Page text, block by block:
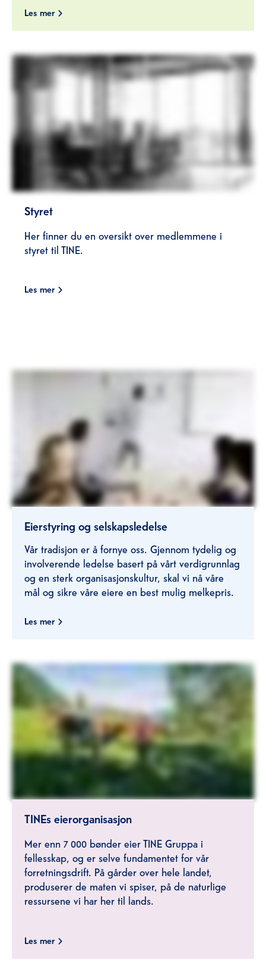
Les mer
Styret
Her finner du en oversikt over medlemmene i
styret til TINE.
Les mer
Eierstyring og selskapsledelse
Vår tradisjon er å fornye oss. Gjennom tydelig og
involverende ledelse basert på vårt verdigrunnlag
og en sterk organisasjonskultur, skal vi nå våre
mål og sikre våre eiere en best mulig melkepris.
Les mer
TINEs eierorganisasjon
Mer enn 7 000 bønder eier TINE Gruppa i
fellesskap, og er selve fundamentet for vår
forretningsdrift. På gårder over hele landet,
produserer de maten vi spiser, på de naturlige
ressursene vi har her til lands.
Les mer